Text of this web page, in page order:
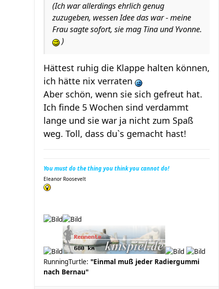
(Ich war allerdings ehrlich genug
zuzugeben, wessen Idee das war - meine
Frau sagte sofort, sie mag Tina und Yvonne.
)
Hättest ruhig die Klappe halten können,
ich hätte nix verraten
Aber schön, wenn sie sich gefreut hat.
Ich finde 5 Wochen sind verdammt
lange und sie war ja nicht zum Spaß
weg. Toll, dass du`s gemacht hast!
You must do the thing you think you cannot do!
Eleanor Roosevelt
RunningTurtle: "Einmal muß jeder Radiergummi
nach Bernau"